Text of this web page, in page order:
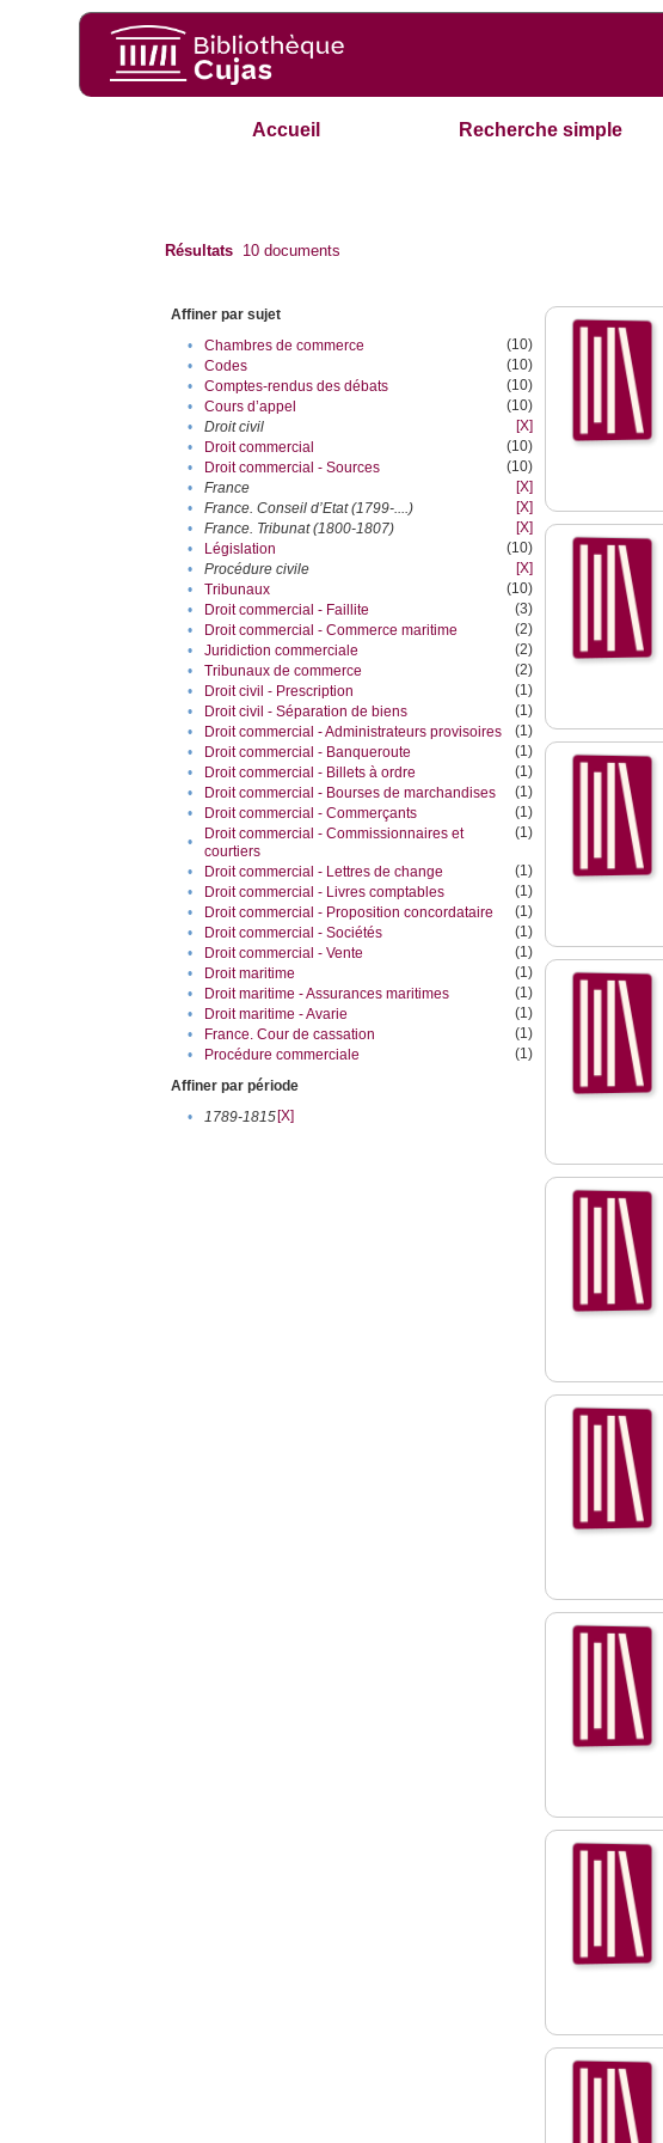
Accueil Recherche simple
Résultats 10 documents
Affiner par sujet
•
Chambres de commerce
(10)
•
Codes
(10)
•
Comptes-rendus des débats
(10)
•
Cours d’appel
(10)
•
Droit civil
[X]
•
Droit commercial
(10)
•
Droit commercial - Sources
(10)
•
France
[X]
•
France. Conseil d’Etat (1799-....)
[X]
•
France. Tribunat (1800-1807)
[X]
•
Législation
(10)
•
Procédure civile
[X]
•
Tribunaux
(10)
•
Droit commercial - Faillite
(3)
•
Droit commercial - Commerce maritime
(2)
•
Juridiction commerciale
(2)
•
Tribunaux de commerce
(2)
•
Droit civil - Prescription
(1)
•
Droit civil - Séparation de biens
(1)
•
Droit commercial - Administrateurs provisoires
(1)
•
Droit commercial - Banqueroute
(1)
•
Droit commercial - Billets à ordre
(1)
•
Droit commercial - Bourses de marchandises
(1)
•
Droit commercial - Commerçants
(1)
•
Droit commercial - Commissionnaires et
courtiers
(1)
• Droit commercial - Lettres de change
(1)
•
Droit commercial - Livres comptables
(1)
•
Droit commercial - Proposition concordataire
(1)
•
Droit commercial - Sociétés
(1)
•
Droit commercial - Vente
(1)
•
Droit maritime
(1)
•
Droit maritime - Assurances maritimes
(1)
•
Droit maritime - Avarie
(1)
•
France. Cour de cassation
(1)
•
Procédure commerciale
(1)
Affiner par période
•
1789-1815[X]